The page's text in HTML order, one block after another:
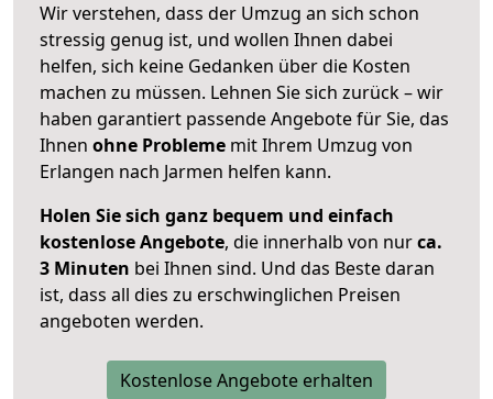
Wir verstehen, dass der Umzug an sich schon
stressig genug ist, und wollen Ihnen dabei
helfen, sich keine Gedanken über die Kosten
machen zu müssen. Lehnen Sie sich zurück – wir
haben garantiert passende Angebote für Sie, das
Ihnen ohne Probleme mit Ihrem Umzug von
Erlangen nach Jarmen helfen kann.
Holen Sie sich ganz bequem und einfach
kostenlose Angebote, die innerhalb von nurca.
3 Minuten bei Ihnen sind. Und das Beste daran
ist, dass all dies zu erschwinglichen Preisen
angeboten werden.
Kostenlose Angebote erhalten